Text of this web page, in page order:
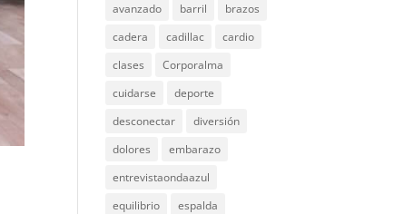
avanzado
barril
brazos
cadera
cadillac
cardio
clases
Corporalma
cuidarse
deporte
desconectar
diversión
dolores
embarazo
entrevistaondaazul
equilibrio
espalda